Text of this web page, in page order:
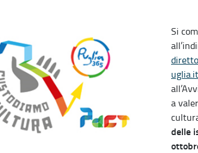
Si
uglia.it
a
delle